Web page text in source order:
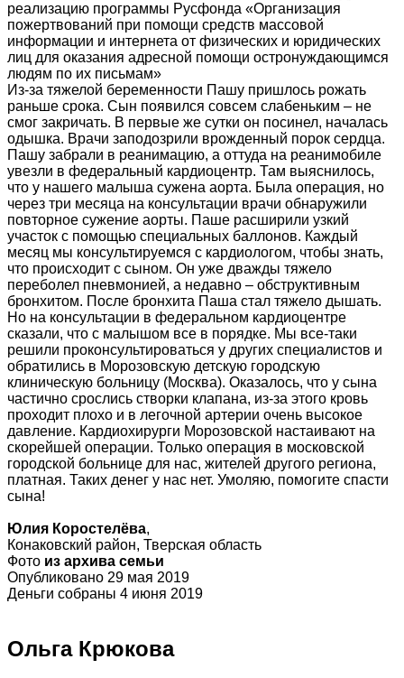
реализацию программы Русфонда «Организация
пожертвований при помощи средств массовой
информации и интернета от физических и юридических
лиц для оказания адресной помощи остронуждающимся
людям по их письмам»
Из-за тяжелой беременности Пашу пришлось рожать
раньше срока. Сын появился совсем слабеньким – не
смог закричать. В первые же сутки он посинел, началась
одышка. Врачи заподозрили врожденный порок сердца.
Пашу забрали в реанимацию, а оттуда на реанимобиле
увезли в федеральный кардиоцентр. Там выяснилось,
что у нашего малыша сужена аорта. Была операция, но
через три месяца на консультации врачи обнаружили
повторное сужение аорты. Паше расширили узкий
участок с помощью специальных баллонов. Каждый
месяц мы консультируемся с кардиологом, чтобы знать,
что происходит с сыном. Он уже дважды тяжело
переболел пневмонией, а недавно – обструктивным
бронхитом. После бронхита Паша стал тяжело дышать.
Но на консультации в федеральном кардиоцентре
сказали, что с малышом все в порядке. Мы все-таки
решили проконсультироваться у других специалистов и
обратились в Морозовскую детскую городскую
клиническую больницу (Москва). Оказалось, что у сына
частично срослись створки клапана, из-за этого кровь
проходит плохо и в легочной артерии очень высокое
давление. Кардиохирурги Морозовской настаивают на
скорейшей операции. Только операция в московской
городской больнице для нас, жителей другого региона,
платная. Таких денег у нас нет. Умоляю, помогите спасти
сына!
Юлия Коростелёва,
Конаковский район, Тверская область
Фото из архива семьи
Опубликовано 29 мая 2019
Деньги собраны 4 июня 2019
Ольга Крюкова